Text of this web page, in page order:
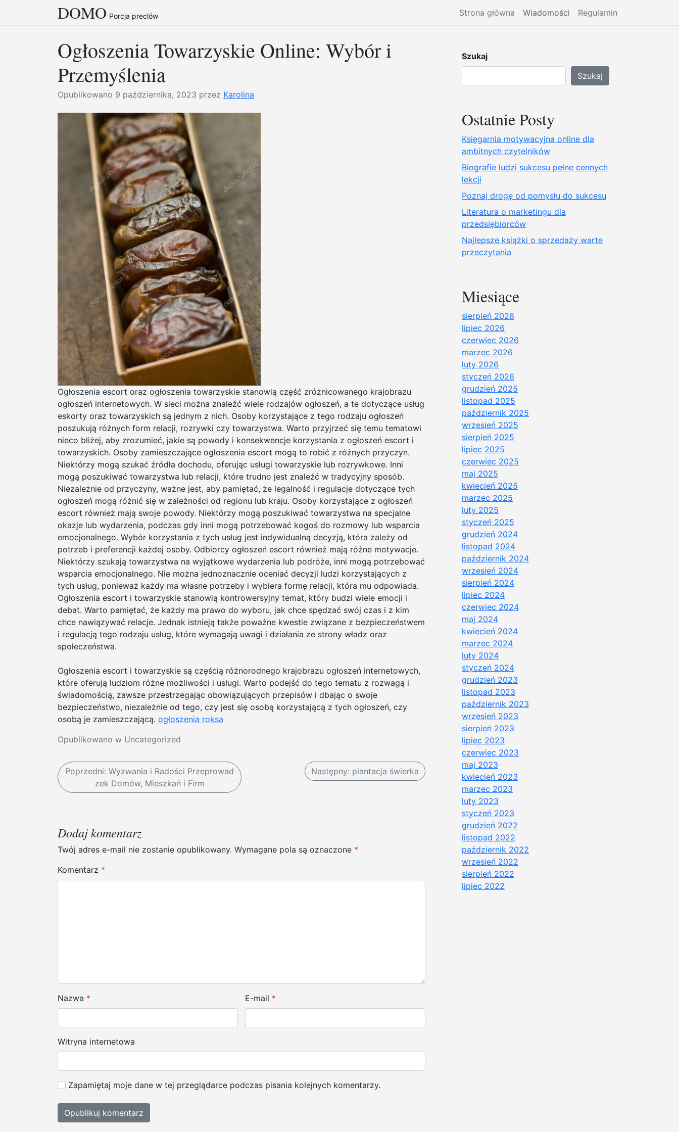
DOMO Porcja preclów Strona główna Wiadomości Regulamin
Ogłoszenia Towarzyskie Online: Wybór i
Przemyślenia
Opublikowano 9 października, 2023 przez Karolina
Ogłoszenia escort oraz ogłoszenia towarzyskie stanowią część zróżnicowanego krajobrazu
ogłoszeń internetowych. W sieci można znaleźć wiele rodzajów ogłoszeń, a te dotyczące usług
eskorty oraz towarzyskich są jednym z nich. Osoby korzystające z tego rodzaju ogłoszeń
poszukują różnych form relacji, rozrywki czy towarzystwa. Warto przyjrzeć się temu tematowi
nieco bliżej, aby zrozumieć, jakie są powody i konsekwencje korzystania z ogłoszeń escort i
towarzyskich. Osoby zamieszczające ogłoszenia escort mogą to robić z różnych przyczyn.
Niektórzy mogą szukać źródła dochodu, oferując usługi towarzyskie lub rozrywkowe. Inni
mogą poszukiwać towarzystwa lub relacji, które trudno jest znaleźć w tradycyjny sposób.
Niezależnie od przyczyny, ważne jest, aby pamiętać, że legalność i regulacje dotyczące tych
ogłoszeń mogą różnić się w zależności od regionu lub kraju. Osoby korzystające z ogłoszeń
escort również mają swoje powody. Niektórzy mogą poszukiwać towarzystwa na specjalne
okazje lub wydarzenia, podczas gdy inni mogą potrzebować kogoś do rozmowy lub wsparcia
emocjonalnego. Wybór korzystania z tych usług jest indywidualną decyzją, która zależy od
potrzeb i preferencji każdej osoby. Odbiorcy ogłoszeń escort również mają różne motywacje.
Niektórzy szukają towarzystwa na wyjątkowe wydarzenia lub podróże, inni mogą potrzebować
wsparcia emocjonalnego. Nie można jednoznacznie oceniać decyzji ludzi korzystających z
tych usług, ponieważ każdy ma własne potrzeby i wybiera formę relacji, która mu odpowiada.
Ogłoszenia escort i towarzyskie stanowią kontrowersyjny temat, który budzi wiele emocji i
debat. Warto pamiętać, że każdy ma prawo do wyboru, jak chce spędzać swój czas i z kim
chce nawiązywać relacje. Jednak istnieją także poważne kwestie związane z bezpieczeństwem
i regulacją tego rodzaju usług, które wymagają uwagi i działania ze strony władz oraz
społeczeństwa.
Ogłoszenia escort i towarzyskie są częścią różnorodnego krajobrazu ogłoszeń internetowych,
które oferują ludziom różne możliwości i usługi. Warto podejść do tego tematu z rozwagą i
świadomością, zawsze przestrzegając obowiązujących przepisów i dbając o swoje
bezpieczeństwo, niezależnie od tego, czy jest się osobą korzystającą z tych ogłoszeń, czy
osobą je zamieszczającą. ogłoszenia roksa
Opublikowano w Uncategorized
N
a
i
g
a
c
i
s
u
Poprzedni: Wyzwania i Radości Przeprowad
zek Domów, Mieszkań i Firm
Następny: plantacja świerka
Dodaj komentarz
Twój adres e-mail nie zostanie opublikowany. Wymagane pola są oznaczone *
Komentarz *
Nazwa * E-mail *
Witryna internetowa
Zapamiętaj moje dane w tej przeglądarce podczas pisania kolejnych komentarzy.
Szukaj
Szukaj
Ostatnie Posty
Księgarnia motywacyjna online dla
ambitnych czytelników
Biografie ludzi sukcesu pełne cennych
lekcji
Poznaj drogę od pomysłu do sukcesu
Literatura o marketingu dla
przedsiębiorców
Najlepsze książki o sprzedaży warte
przeczytania
Miesiące
sierpień 2026
lipiec 2026
czerwiec 2026
marzec 2026
luty 2026
styczeń 2026
grudzień 2025
listopad 2025
październik 2025
wrzesień 2025
sierpień 2025
lipiec 2025
czerwiec 2025
maj 2025
kwiecień 2025
marzec 2025
luty 2025
styczeń 2025
grudzień 2024
listopad 2024
październik 2024
wrzesień 2024
sierpień 2024
lipiec 2024
czerwiec 2024
maj 2024
kwiecień 2024
marzec 2024
luty 2024
styczeń 2024
grudzień 2023
listopad 2023
październik 2023
wrzesień 2023
sierpień 2023
lipiec 2023
czerwiec 2023
maj 2023
kwiecień 2023
marzec 2023
luty 2023
styczeń 2023
grudzień 2022
listopad 2022
październik 2022
wrzesień 2022
sierpień 2022
lipiec 2022